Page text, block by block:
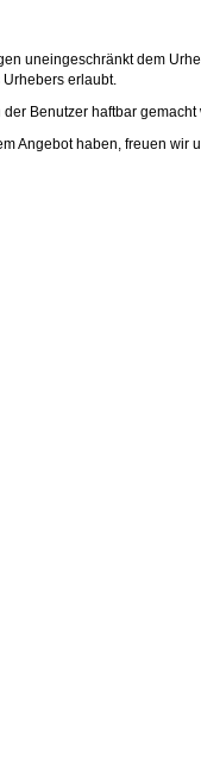
uneingeschränkt dem
erlaubt.
Benutzer haftbar gemacht
Angebot haben, freuen wir